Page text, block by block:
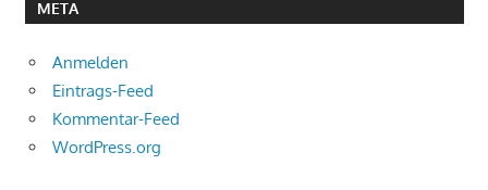
META
Anmelden
Eintrags-Feed
Kommentar-Feed
WordPress.org